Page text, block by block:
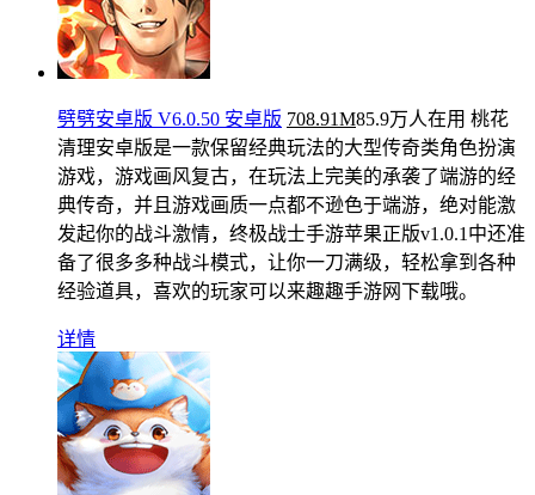
劈劈安卓版 V6.0.50 安卓版 708.91M85.9万人在用 桃花
清理安卓版是一款保留经典玩法的大型传奇类角色扮演
游戏，游戏画风复古，在玩法上完美的承袭了端游的经
典传奇，并且游戏画质一点都不逊色于端游，绝对能激
发起你的战斗激情，终极战士手游苹果正版v1.0.1中还准
备了很多多种战斗模式，让你一刀满级，轻松拿到各种
经验道具，喜欢的玩家可以来趣趣手游网下载哦。
详情